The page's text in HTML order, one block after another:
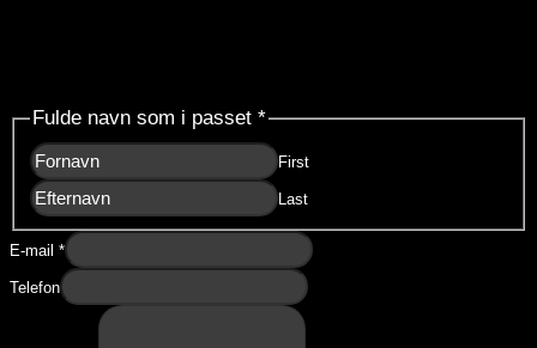
Fulde navn som i passet *
First
Last
E-mail *
Telefon